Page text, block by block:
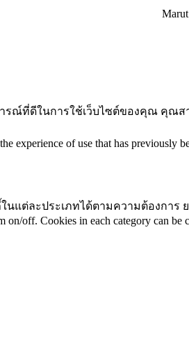
ณ์ที่ดีในการใช้เว็บไซต์ของคุณ คุณส
experience of use that has previously
แต่ละประเภทได้ตามความต้องการ
off. Cookies in each category can be